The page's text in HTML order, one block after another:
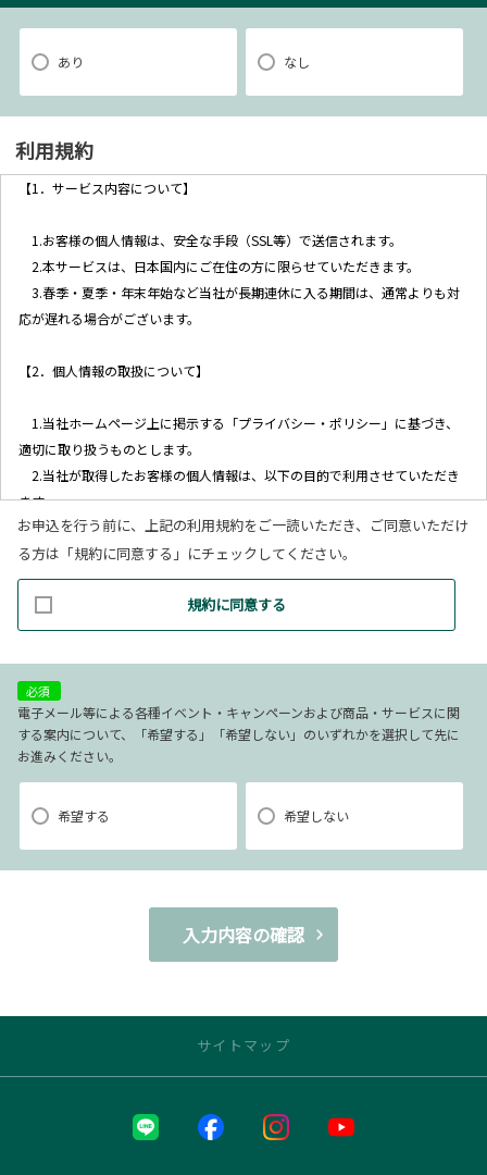
あり なし
利用規約
【1．サービス内容について】
1.お客様の個人情報は、安全な手段（SSL等）で送信されます。
2.本サービスは、日本国内にご在住の方に限らせていただきます。
3.春季・夏季・年末年始など当社が長期連休に入る期間は、通常よりも対
応が遅れる場合がございます。
【2．個人情報の取扱について】
1.当社ホームページ上に掲示する「プライバシー・ポリシー」に基づき、
適切に取り扱うものとします。
2.当社が取得したお客様の個人情報は、以下の目的で利用させていただき
ます。
(1)お客様リクエストに対応するにあたって問題が発生した場合の確認・
連絡
(2)お客様から照会があった場合のリクエスト情報の確認
(3)お客様に不利益を与えないために行う、お客様に対する迅速なご連絡
（電子メール、電話、郵送によるご連絡）
(5)商品の企画・開発あるいはお客様満足向上策などの検討のためのお客
様アンケート調査の実施
【3．推奨環境について】
1.当社の推奨するインターネット環境にてお申込みをお願いします。推奨
それに伴う連絡の不徹底については責任を負いかねますので、あらかじ
いただく場合がございます。
【4．規約について】
1.本規約は事前の告知なく変更することがあります。変更した内容は本ペ
お申込を行う前に、上記の利用規約をご一読いただき、ご同意いただけ
る方は「規約に同意する」にチェックしてください。
規約に同意する
必須
電子メール等による各種イベント・キャンペーンおよび商品・サービスに関
する案内について、「希望する」「希望しない」のいずれかを選択して先に
お進みください。
希望する 希望しない
入力内容の確認
サイトマップ